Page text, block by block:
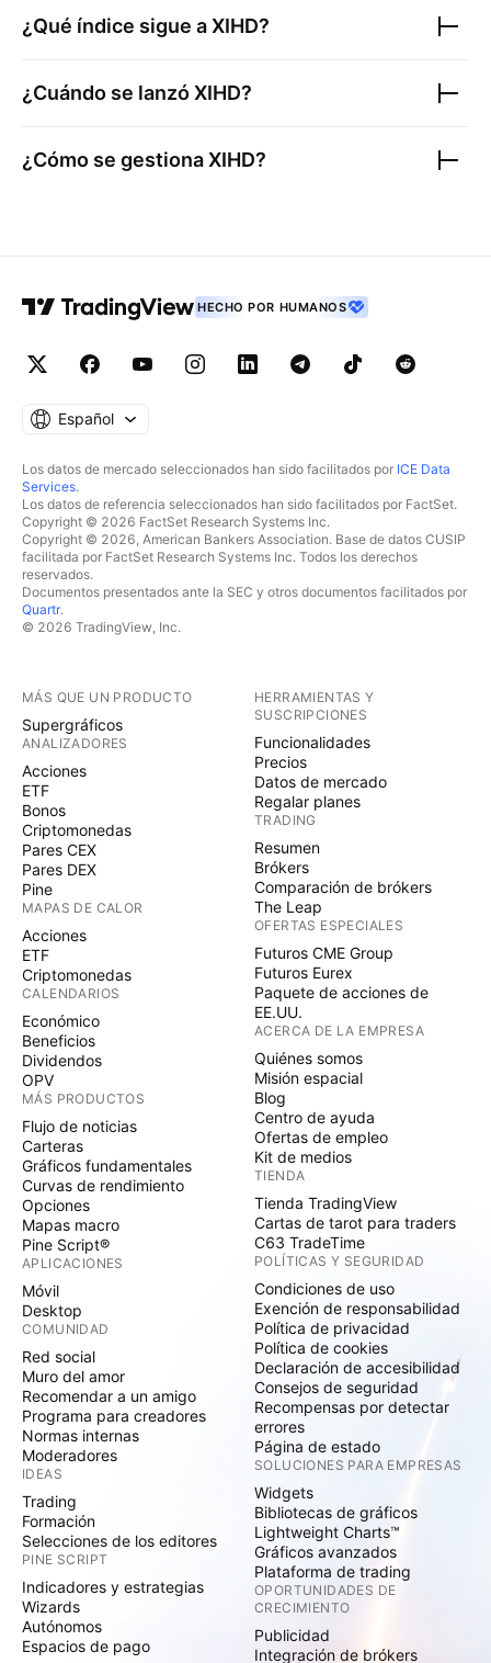
¿Qué índice sigue aXIHD?
¿Cuándo se lanzóXIHD?
¿Cómo se gestionaXIHD?
HECHO POR HUMANOS
Español
Los datos de mercado seleccionados han sido facilitados por ICE Data
Services.
Los datos de referencia seleccionados han sido facilitados por FactSet.
Copyright © 2026 FactSet Research Systems Inc.
Copyright © 2026, American Bankers Association. Base de datos CUSIP
facilitada por FactSet Research Systems Inc. Todos los derechos
reservados.
Documentos presentados ante la SEC y otros documentos facilitados por
Quartr.
© 2026 TradingView, Inc.
MÁS QUE UN PRODUCTO
Supergráficos
ANALIZADORES
Acciones
ETF
Bonos
Criptomonedas
Pares CEX
Pares DEX
Pine
MAPAS DE CALOR
Acciones
ETF
Criptomonedas
CALENDARIOS
Económico
Beneficios
Dividendos
OPV
MÁS PRODUCTOS
Flujo de noticias
Carteras
Gráficos fundamentales
Curvas de rendimiento
Opciones
Mapas macro
Pine Script®
APLICACIONES
Móvil
Desktop
COMUNIDAD
Red social
Muro del amor
Recomendar a un amigo
Programa para creadores
Normas internas
Moderadores
IDEAS
Trading
Formación
Selecciones de los editores
PINE SCRIPT
Indicadores y estrategias
Wizards
Autónomos
Espacios de pago
HERRAMIENTAS Y
SUSCRIPCIONES
Funcionalidades
Precios
Datos de mercado
Regalar planes
TRADING
Resumen
Brókers
Comparación de brókers
The Leap
OFERTAS ESPECIALES
Futuros CME Group
Futuros Eurex
Paquete de acciones de
EE.UU.
ACERCA DE LA EMPRESA
Quiénes somos
Misión espacial
Blog
Centro de ayuda
Ofertas de empleo
Kit de medios
TIENDA
Tienda TradingView
Cartas de tarot para traders
C63 TradeTime
POLÍTICAS Y SEGURIDAD
Condiciones de uso
Exención de responsabilidad
Política de privacidad
Política de cookies
Declaración de accesibilidad
Consejos de seguridad
Recompensas por detectar
errores
Página de estado
SOLUCIONES PARA EMPRESAS
Widgets
Bibliotecas de gráficos
Lightweight Charts™
Gráficos avanzados
Plataforma de trading
OPORTUNIDADES DE
CRECIMIENTO
Publicidad
Integración de brókers